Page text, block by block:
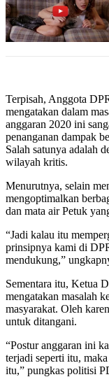
Terpisah, Anggota
mengatakan dalam
anggaran 2020 ini
penanganan dampak
Salah satunya adalah
wilayah kritis.
Menurutnya, selain
mengoptimalkan
dan mata air Petuk
“Jadi kalau itu
prinsipnya kami di
mendukung,”
Sementara itu, Ketua
mengatakan masalah
masyarakat. Oleh
untuk ditangani.
“Postur anggaran ini
terjadi seperti itu,
itu,” pungkas politisi